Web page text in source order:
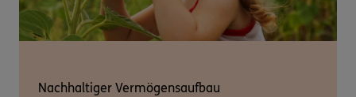
Nachhaltiger Vermögensaufbau